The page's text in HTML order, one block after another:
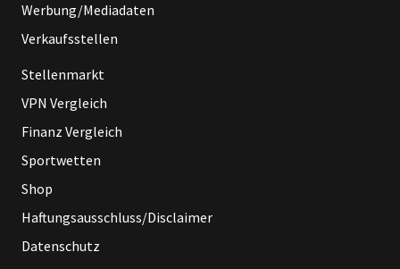
Werbung/Mediadaten
Verkaufsstellen
Stellenmarkt
VPN Vergleich
Finanz Vergleich
Sportwetten
Shop
Haftungsausschluss/Disclaimer
Datenschutz